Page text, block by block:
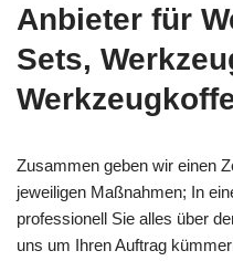
Anbieter für
Sets,
Zusammen geben wir einen
jeweiligen Maßnahmen; In
professionell Sie alles über
uns um Ihren Auftrag